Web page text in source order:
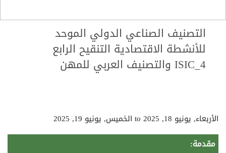
التصنيف الصناعي الدولي الموحد
للأنشطة الاقتصادية التنقيح الرابع
ISIC_4 والتصنيف العربي للمهن
الأربعاء, يونيو 18, 2025
الخميس, يونيو 19, 2025
مقدمة: